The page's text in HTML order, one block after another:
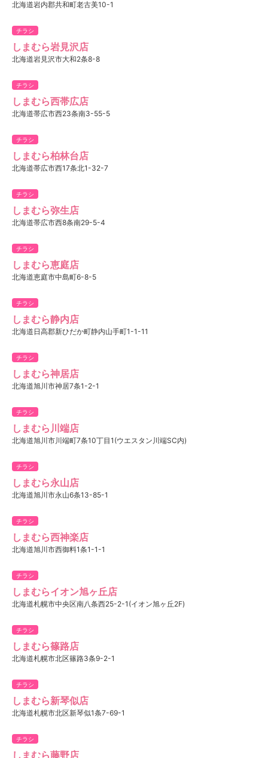
北海道岩内郡共和町老古美10-1
チラシ
しまむら岩見沢店
北海道岩見沢市大和2条8-8
チラシ
しまむら西帯広店
北海道帯広市西23条南3-55-5
チラシ
しまむら柏林台店
北海道帯広市西17条北1-32-7
チラシ
しまむら弥生店
北海道帯広市西8条南29-5-4
チラシ
しまむら恵庭店
北海道恵庭市中島町6-8-5
チラシ
しまむら静内店
北海道日高郡新ひだか町静内山手町1-1-11
チラシ
しまむら神居店
北海道旭川市神居7条1-2-1
チラシ
しまむら川端店
北海道旭川市川端町7条10丁目1(ウエスタン川端SC内)
チラシ
しまむら永山店
北海道旭川市永山6条13-85-1
チラシ
しまむら西神楽店
北海道旭川市西御料1条1-1-1
チラシ
しまむらイオン旭ヶ丘店
北海道札幌市中央区南八条西25-2-1(イオン旭ヶ丘2F)
チラシ
しまむら篠路店
北海道札幌市北区篠路3条9-2-1
チラシ
しまむら新琴似店
北海道札幌市北区新琴似1条7-69-1
チラシ
しまむら藤野店